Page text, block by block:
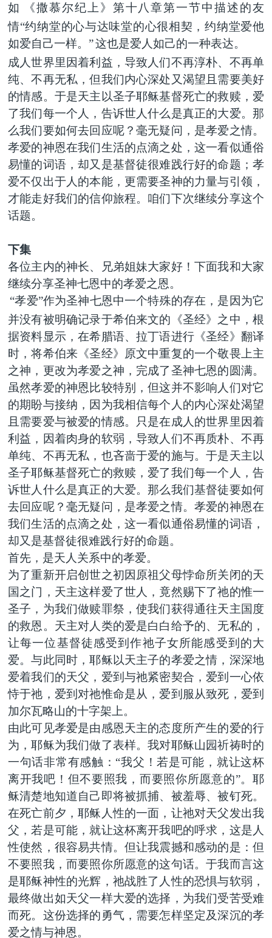
如
《撒慕尔纪上》第十八章第一节中描述的友
情“约纳堂的心与达味堂的心很相契，约纳堂爱他
如爱自己一样。”这也是爱人如己的一种表达。
成人世界里因着利益，导致人们不再淳朴、不再单
纯、不再无私，但我们内心深处又渴望且需要美好
的情感。于是天主以圣子耶稣基督死亡的救赎，爱
了我们每一个人，告诉世人什么是真正的大爱。那
么我们要如何去回应呢？毫无疑问，是孝爱之情。
孝爱的神恩在我们生活的点滴之处，这一看似通俗
易懂的词语，却又是基督徒很难践行好的命题；孝
爱不仅出于人的本能，更需要圣神的力量与引领，
才能走好我们的信仰旅程。咱们下次继续分享这个
话题。
下集
各位主内的神长、兄弟姐妹大家好！下面我和大家
继续分享圣神七恩中的孝爱之恩。
“孝爱”作为圣神七恩中一个特殊的存在，是因为它
并没有被明确记录于希伯来文的《圣经》之中，根
据资料显示，在希腊语、拉丁语进行《圣经》翻译
时，将希伯来《圣经》原文中重复的一个敬畏上主
之神，更改为孝爱之神，完成了圣神七恩的圆满。
虽然孝爱的神恩比较特别，但这并不影响人们对它
的期盼与接纳，因为我相信每个人的内心深处渴望
且需要爱与被爱的情感。只是在成人的世界里因着
利益，因着肉身的软弱，导致人们不再质朴、不再
单纯、不再无私，也吝啬于爱的施与。于是天主以
圣子耶稣基督死亡的救赎，爱了我们每一个人，告
诉世人什么是真正的大爱。那么我们基督徒要如何
去回应呢？毫无疑问，是孝爱之情。孝爱的神恩在
我们生活的点滴之处，这一看似通俗易懂的词语，
却又是基督徒很难践行好的命题。
首先，是天人关系中的孝爱。
为了重新开启创世之初因原祖父母悖命所关闭的天
国之门，天主这样爱了世人，竟然赐下了祂的惟一
圣子，为我们做赎罪祭，使我们获得通往天主国度
的救恩。天主对人类的爱是白白给予的、无私的，
让每一位基督徒感受到作祂子女所能感受到的大
爱。与此同时，耶稣以天主子的孝爱之情，深深地
爱着我们的天父，爱到与祂紧密契合，爱到一心依
恃于祂，爱到对祂惟命是从，爱到服从致死，爱到
加尔瓦略山的十字架上。
由此可见孝爱是由感恩天主的态度所产生的爱的行
为，耶稣为我们做了表样。我对耶稣山园祈祷时的
一句话非常有感触：“我父！若是可能，就让这杯
离开我吧！但不要照我，而要照你所愿意的”。耶
稣清楚地知道自己即将被抓捕、被羞辱、被钉死。
在死亡前夕，耶稣人性的一面，让祂对天父发出我
父，若是可能，就让这杯离开我吧的呼求，这是人
性使然，很容易共情。但让我震撼和感动的是：但
不要照我，而要照你所愿意的这句话。于我而言这
是耶稣神性的光辉，祂战胜了人性的恐惧与软弱，
最终做出如天父一样大爱的选择，为我们受苦受难
而死。这份选择的勇气，需要怎样坚定及深沉的孝
爱之情与神恩。